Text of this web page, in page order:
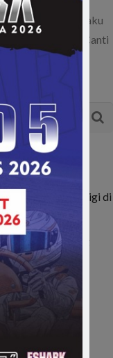
Nirwan mengaku
kejuraaan Canti
Mulai Unjuk Gigi di
Nio untuk Sang
Sport Optimis
Bikin Gio
Prix 2026